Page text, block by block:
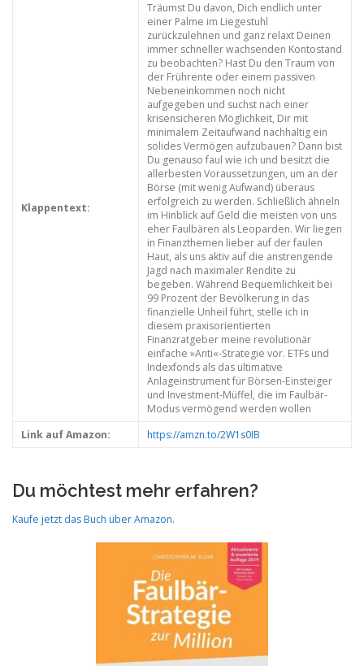
Klappentext:
Träumst Du davon, Dich endlich unter
einer Palme im Liegestuhl
zurückzulehnen und ganz relaxt Deinen
immer schneller wachsenden Kontostand
zu beobachten? Hast Du den Traum von
der Frührente oder einem passiven
Nebeneinkommen noch nicht
aufgegeben und suchst nach einer
krisensicheren Möglichkeit, Dir mit
minimalem Zeitaufwand nachhaltig ein
solides Vermögen aufzubauen? Dann bist
Du genauso faul wie ich und besitzt die
allerbesten Voraussetzungen, um an der
Börse (mit wenig Aufwand) überaus
erfolgreich zu werden. Schließlich ähneln
im Hinblick auf Geld die meisten von uns
eher Faulbären als Leoparden. Wir liegen
in Finanzthemen lieber auf der faulen
Haut, als uns aktiv auf die anstrengende
Jagd nach maximaler Rendite zu
begeben. Während Bequemlichkeit bei
99 Prozent der Bevölkerung in das
finanzielle Unheil führt, stelle ich in
diesem praxisorientierten
Finanzratgeber meine revolutionär
einfache »Anti«-Strategie vor. ETFs und
Indexfonds als das ultimative
Anlageinstrument für Börsen-Einsteiger
und Investment-Müffel, die im Faulbär-
Modus vermögend werden wollen
Link auf Amazon:
https://amzn.to/2W1s0IB
Du möchtest mehr erfahren?
Kaufe jetzt das Buch über Amazon.